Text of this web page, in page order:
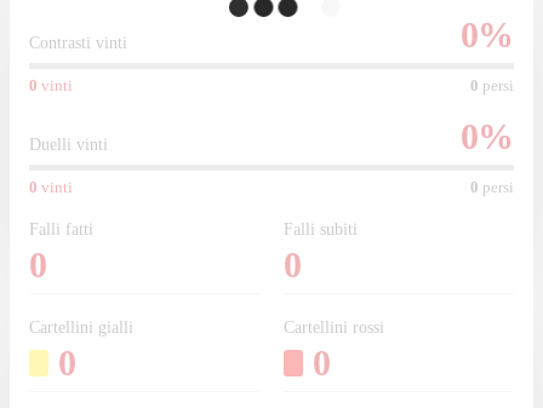
Contrasti vinti 0%
0 vinti 0 persi
Duelli vinti 0%
0 vinti 0 persi
Falli fatti
0
Falli subiti
0
Cartellini gialli
0
Cartellini rossi
0